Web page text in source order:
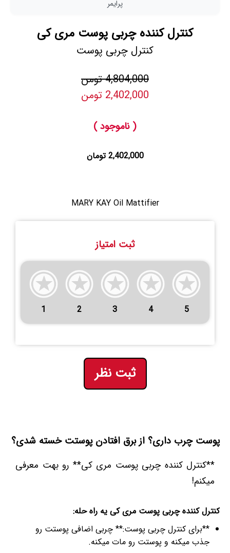
پرایمر
کنترل کننده چربی پوست مری کی
کنترل چربی پوست
4,804,000 تومن
2,402,000 تومن
( ناموجود )
2,402,000 تومان
MARY KAY Oil Mattifier
ثبت امتیاز
1 2 3 4 5
ثبت نظر
پوست چرب داری؟ از برق افتادن پوستت خسته شدی؟
**کنترل کننده چربی پوست مری کی** رو بهت معرفی
میکنم!
کنترل کننده چربی پوست مری کی یه راه حله:
**برای کنترل چربی پوست:** چربی اضافی پوستت رو
جذب میکنه و پوستت رو مات میکنه.